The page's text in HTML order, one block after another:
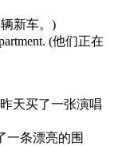
辆新车。)
(他们正在
昨天买了一张演唱
一条漂亮的围